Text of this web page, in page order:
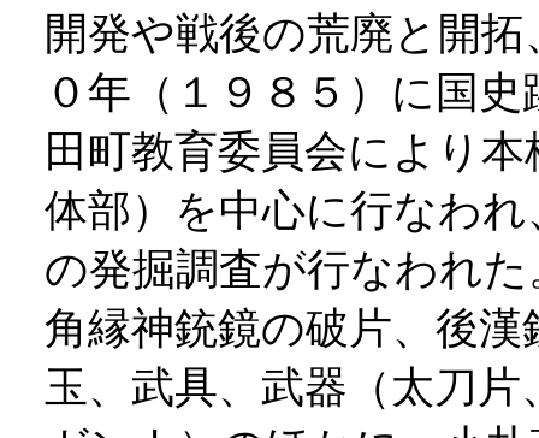
開発や戦後の荒廃と開
０年（１９８５）に国
田町教育委員会により
体部）を中心に行なわ
の発掘調査が行なわれ
角縁神銃鏡の破片、後
玉、武具、武器（太刀